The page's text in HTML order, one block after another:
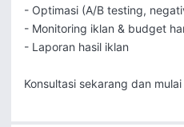
- Optimasi (A/B testing,
- Monitoring iklan & budget
- Laporan hasil iklan
Konsultasi sekarang dan